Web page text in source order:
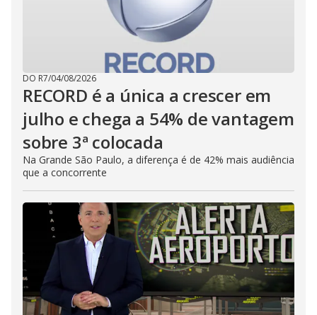
DO R7/04/08/2026
RECORD é a única a crescer em
julho e chega a 54% de vantagem
sobre 3ª colocada
Na Grande São Paulo, a diferença é de 42% mais audiência
que a concorrente